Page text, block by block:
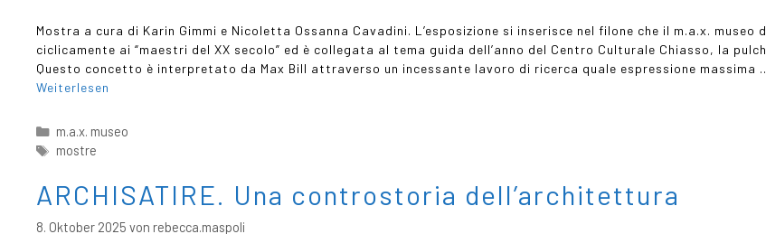
Mostra a cura di Karin Gimmi e Nicoletta Ossanna Cavadini. L’esposizione si inserisce nel filone che il m.a.x. museo
ciclicamente ai “maestri del XX secolo” ed è collegata al tema guida dell’anno del Centro Culturale Chiasso, la
Questo concetto è interpretato da Max Bill attraverso un incessante lavoro di ricerca quale espressione massima
Weiterlesen
m.a.x. museo
mostre
ARCHISATIRE. Una controstoria dell’architettura
8. Oktober 2025 von rebecca.maspoli